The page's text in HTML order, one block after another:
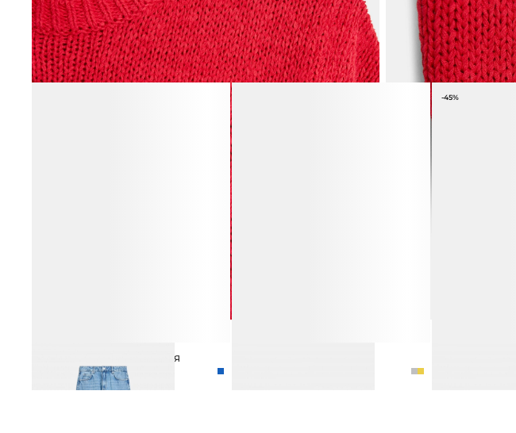
ВЕСЬ ОБРАЗ
ДЖИНСЫ СВОБОДНОГО КРОЯ
-45%
ЛОФЕРЫ ИЗ